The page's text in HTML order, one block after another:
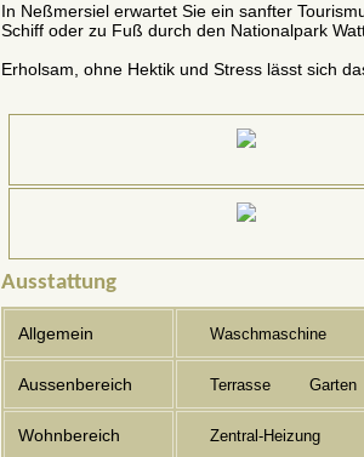
In Neßmersiel erwartet Sie ein sanfter
Schiff oder zu Fuß durch den Nationalpark
Erholsam, ohne Hektik und Stress lässt sich
Ausstattung
Allgemein Waschmaschine
Aussenbereich Terrasse Garten
Wohnbereich Zentral-Heizung